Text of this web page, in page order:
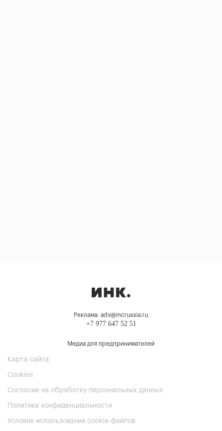
Реклама: adv@incrussia.ru
+7 977 647 52 51
Медиа для предпринимателей
Карта сайта
Cookies
Согласие на обработку персональных данных
Политика конфиденциальности
Условия использования cookie-файлов